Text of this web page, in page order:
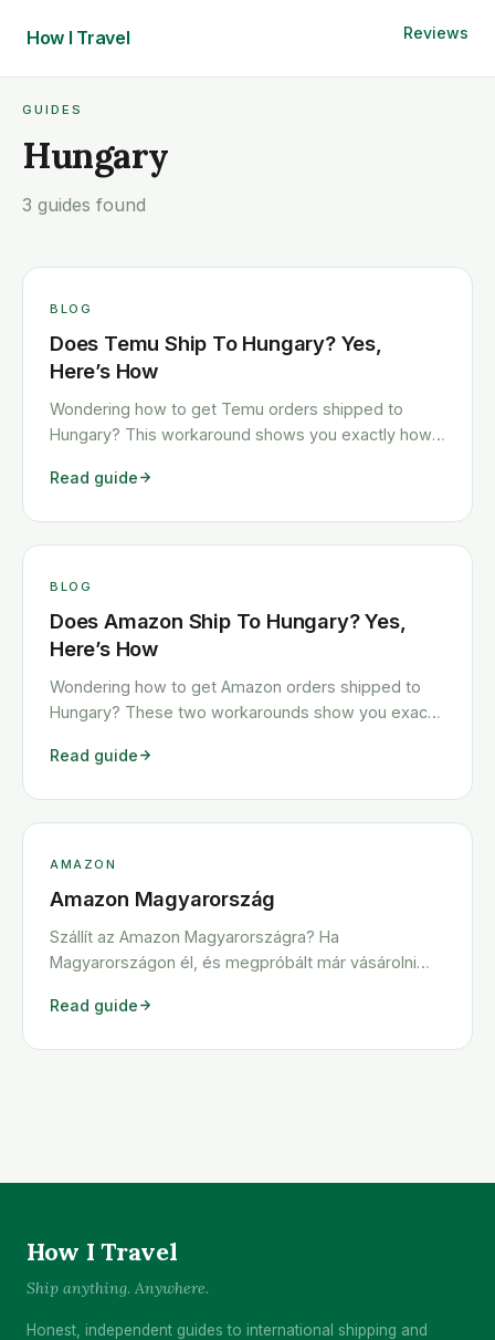
How I Travel Reviews
GUIDES
Hungary
3 guides found
BLOG
Does Temu Ship To Hungary? Yes,
Here’s How
Wondering how to get Temu orders shipped to
Hungary? This workaround shows you exactly how
and cheaply.
Read guide
BLOG
Does Amazon Ship To Hungary? Yes,
Here’s How
Wondering how to get Amazon orders shipped to
Hungary? These two workarounds show you exactly
quickly and cheaply.
Read guide
AMAZON
Amazon Magyarország
Szállít az Amazon Magyarországra? Ha
Magyarországon él, és megpróbált már vásárolni
nehézségekbe ütközött. A leggyakoribb akadály az,
Read guide
How I Travel
Ship anything. Anywhere.
Honest, independent guides to international shipping and